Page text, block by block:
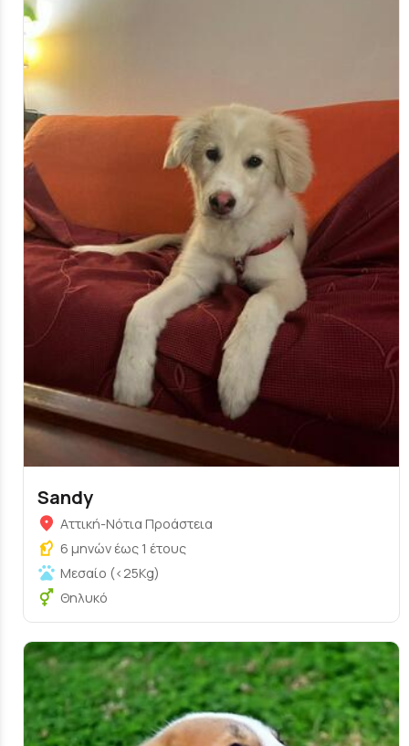
Sandy
Αττική-Νότια Προάστεια
6 μηνών έως 1 έτους
Μεσαίο (<25Kg)
Θηλυκό